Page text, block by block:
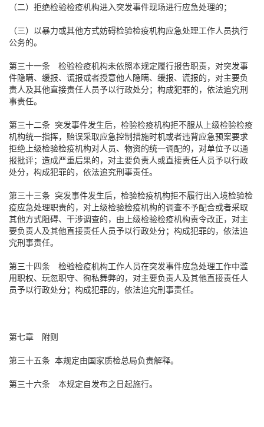
（二）拒绝检验检疫机构进入突发事件现场进行应急处理的；
（三）以暴力或其他方式妨碍检验检疫机构应急处理工作人员执行
公务的。
第三十一条 检验检疫机构未依照本规定履行报告职责，对突发事
件隐瞒、缓报、谎报或者授意他人隐瞒、缓报、谎报的，对主要负
责人及其他直接责任人员予以行政处分；构成犯罪的，依法追究刑
事责任。
第三十二条 突发事件发生后，检验检疫机构拒不服从上级检验检疫
机构统一指挥，贻误采取应急控制措施时机或者违背应急预案要求
拒绝上级检验检疫机构对人员、物资的统一调配的，对单位予以通
报批评；造成严重后果的，对主要负责人或直接责任人员予以行政
处分，构成犯罪的，依法追究刑事责任。
第三十三条 突发事件发生后，检验检疫机构拒不履行出入境检验检
疫应急处理职责的，对上级检验检疫机构的调查不予配合或者采取
其他方式阻碍、干涉调查的，由上级检验检疫机构责令改正，对主
要负责人及其他直接责任人员予以行政处分；构成犯罪的，依法追
究刑事责任。
第三十四条 检验检疫机构工作人员在突发事件应急处理工作中滥
用职权、玩忽职守、徇私舞弊的，对主要负责人及其他直接责任人
员予以行政处分；构成犯罪的，依法追究刑事责任。
第七章 附则
第三十五条 本规定由国家质检总局负责解释。
第三十六条 本规定自发布之日起施行。